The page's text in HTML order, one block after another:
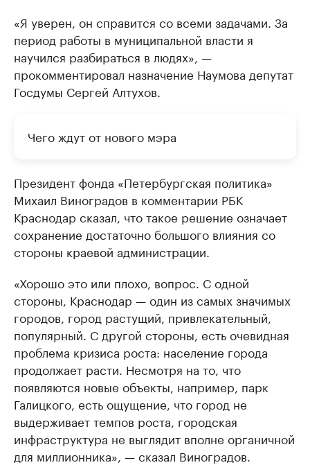
«Я уверен, он справится со всеми задачами. За
период работы в муниципальной власти я
научился разбираться в людях», —
прокомментировал назначение Наумова депутат
Госдумы Сергей Алтухов.
Чего ждут от нового мэра
Президент фонда «Петербургская политика»
Михаил Виноградов в комментарии РБК
Краснодар сказал, что такое решение означает
сохранение достаточно большого влияния со
стороны краевой администрации.
«Хорошо это или плохо, вопрос. С одной
стороны, Краснодар — один из самых значимых
городов, город растущий, привлекательный,
популярный. С другой стороны, есть очевидная
проблема кризиса роста: население города
продолжает расти. Несмотря на то, что
появляются новые объекты, например, парк
Галицкого, есть ощущение, что город не
выдерживает темпов роста, городская
инфраструктура не выглядит вполне органичной
для миллионника», — сказал Виноградов.